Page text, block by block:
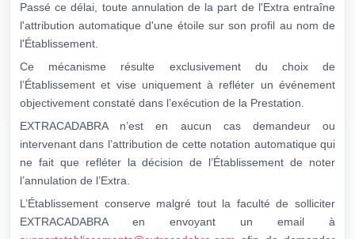
Passé ce délai, toute annulation de la part de l'Extra entraîne
l'attribution automatique d'une étoile sur son profil au nom de
l'Établissement.
Ce mécanisme résulte exclusivement du choix de
l’Établissement et vise uniquement à refléter un événement
objectivement constaté dans l’exécution de la Prestation.
EXTRACADABRA n’est en aucun cas demandeur ou
intervenant dans l’attribution de cette notation automatique qui
ne fait que refléter la décision de l’Établissement de noter
l’annulation de l’Extra.
L’Établissement conserve malgré tout la faculté de solliciter
EXTRACADABRA en envoyant un email à